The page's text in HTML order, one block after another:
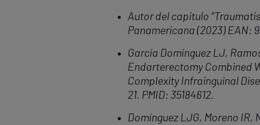
Autor del capitulo
Panamericana (2023) EAN:
García Domínguez LJ,
Endarterectomy Combined
Complexity Infrainguinal
21. PMID: 35184612.
Domínguez LJG, Moreno